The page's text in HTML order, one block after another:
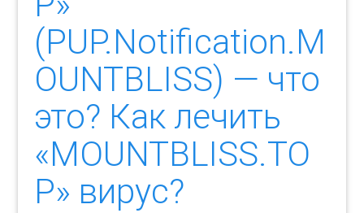
(PUP.Notification.M
OUNTBLISS) — что
это? Как лечить
«MOUNTBLISS.TO
P» вирус?